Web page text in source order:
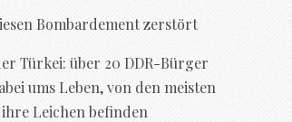
Bombardement zerstört
Türkei: über 20 DDR-Bürger
ums Leben, von den meisten
Leichen befinden